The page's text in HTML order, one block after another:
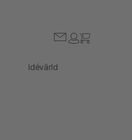
Idévärld